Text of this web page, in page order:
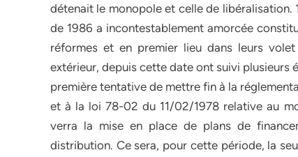
détenait le monopole et celle de libéralisation.
de 1986 a incontestablement amorcée
réformes et en premier lieu dans leurs
extérieur, depuis cette date ont suivi plusieurs
première tentative de mettre fin à la
et à la loi 78-02 du 11/02/1978 relative au
verra la mise en place de plans de
distribution. Ce sera, pour cette période, la